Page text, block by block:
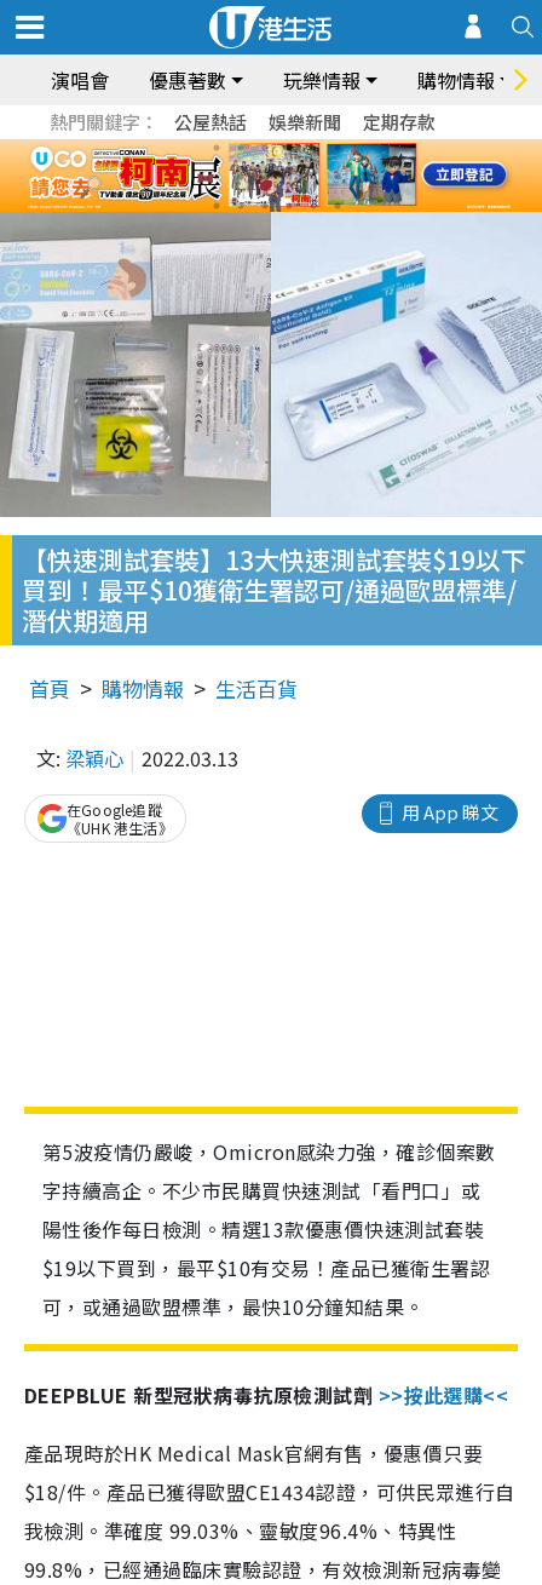
演唱會 優惠著數 玩樂情報 購物情報
熱門關鍵字： 公屋熱話 娛樂新聞 定期存款
【快速測試套裝】13大快速測試套裝$19以下
買到！最平$10獲衛生署認可/通過歐盟標準/
潛伏期適用
首頁 購物情報 生活百貨
文: 梁穎心 2022.03.13
用 App 睇文
在Google追蹤
《UHK 港生活》
第5波疫情仍嚴峻，Omicron感染力強，確診個案數
字持續高企。不少市民購買快速測試「看門口」或
陽性後作每日檢測。精選13款優惠價快速測試套裝
$19以下買到，最平$10有交易！產品已獲衛生署認
可，或通過歐盟標準，最快10分鐘知結果。
DEEPBLUE 新型冠狀病毒抗原檢測試劑 >>按此選購<<
產品現時於HK Medical Mask官網有售，優惠價只要
$18/件。產品已獲得歐盟CE1434認證，可供民眾進行自
我檢測。準確度 99.03%、靈敏度96.4%、特異性
99.8%，已經通過臨床實驗認證，有效檢測新冠病毒變